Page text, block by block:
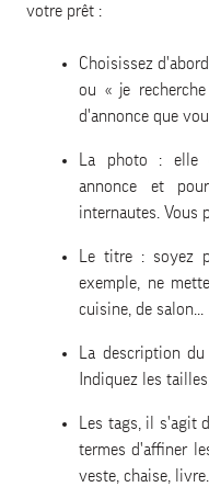
votre prêt :
Choisissez
ou « je
d'annonce que
La photo : elle
annonce et
internautes. Vous
Le titre : soyez
exemple, ne
cuisine, de salon...
La description
Indiquez les
Les tags, il s'agit
termes d'affiner
veste, chaise, livre...